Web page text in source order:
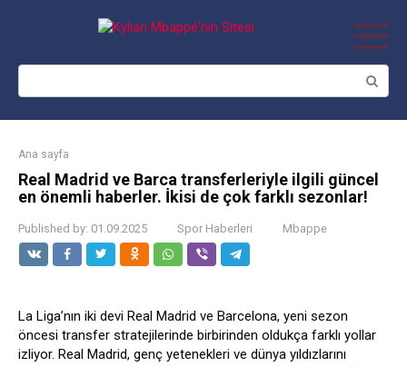
Search:
Ana sayfa
Real Madrid ve Barca transferleriyle ilgili güncel
en önemli haberler. İkisi de çok farklı sezonlar!
Published by: 01.09.2025 Spor Haberleri Mbappe
La Liga’nın iki devi Real Madrid ve Barcelona, yeni sezon
öncesi transfer stratejilerinde birbirinden oldukça farklı yollar
izliyor. Real Madrid, genç yetenekleri ve dünya yıldızlarını